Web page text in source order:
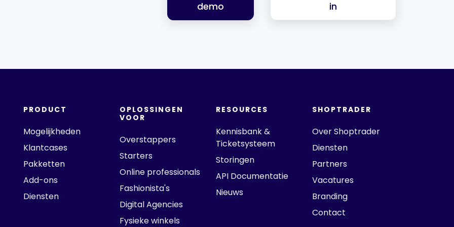
demo in
PRODUCT
Mogelijkheden
Klantcases
Pakketten
Add-ons
Diensten
OPLOSSINGEN
VOOR
Overstappers
Starters
Online professionals
Fashionista's
Digital Agencies
Fysieke winkels
RESOURCES
Kennisbank &
Ticketsysteem
Storingen
API Documentatie
Nieuws
SHOPTRADER
Over Shoptrader
Diensten
Partners
Vacatures
Branding
Contact